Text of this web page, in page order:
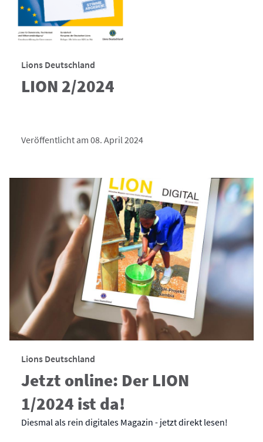
Lions Deutschland
LION 2/2024
Veröffentlicht am 08. April 2024
Lions Deutschland
Jetzt online: Der LION
1/2024 ist da!
Diesmal als rein digitales Magazin - jetzt direkt lesen!